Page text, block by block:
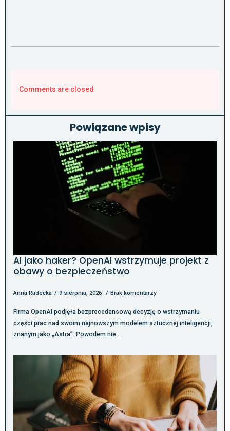
Comments are closed
Powiązane wpisy
AI jako haker? OpenAI wstrzymuje projekt z
obawy o bezpieczeństwo
Anna Radecka 9 sierpnia, 2026 Brak komentarzy
Firma OpenAI podjęła bezprecedensową decyzję o wstrzymaniu
części prac nad swoim najnowszym modelem sztucznej inteligencji,
znanym jako „Astra”. Powodem nie…